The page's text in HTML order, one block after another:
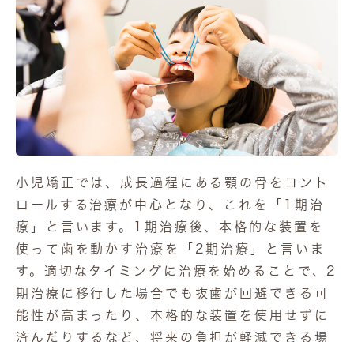
小児矯正では、成長過程にある顎の骨をコント
ロールする治療が中心となり、これを「1期治
療」と言います。1期治療後、本格的な装置を
使って歯を動かす治療を「2期治療」と言いま
す。適切なタイミングに治療を始めることで、2
期治療に移行した場合でも抜歯が回避できる可
能性が高まったり、本格的な装置を使用せずに
済んだりするなど、将来の負担が軽減できる場